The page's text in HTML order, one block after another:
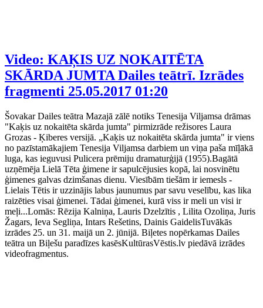
Video: KAĶIS UZ NOKAITĒTA
SKĀRDA JUMTA Dailes teātrī. Izrādes
fragmenti 25.05.2017 01:20
Šovakar Dailes teātra Mazajā zālē notiks Tenesija Viljamsa drāmas
"Kaķis uz nokaitēta skārda jumta" pirmizrāde režisores Laura
Grozas - Ķiberes versijā. „Kaķis uz nokaitēta skārda jumta" ir viens
no pazīstamākajiem Tenesija Viljamsa darbiem un viņa paša mīļākā
luga, kas ieguvusi Pulicera prēmiju dramaturģijā (1955).Bagātā
uzņēmēja Lielā Tēta ģimene ir sapulcējusies kopā, lai nosvinētu
ģimenes galvas dzimšanas dienu. Viesībām tiešām ir iemesls -
Lielais Tētis ir uzzinājis labus jaunumus par savu veselību, kas lika
raizēties visai ģimenei. Tādai ģimenei, kurā viss ir meli un visi ir
meļi...Lomās: Rēzija Kalniņa, Lauris Dzelzītis , Lilita Ozoliņa, Juris
Žagars, Ieva Segliņa, Intars Rešetins, Dainis GaidelisTuvākās
izrādes 25. un 31. maijā un 2. jūnijā. Biļetes nopērkamas Dailes
teātra un Biļešu paradīzes kasēsKultūrasVēstis.lv piedāvā izrādes
videofragmentus.